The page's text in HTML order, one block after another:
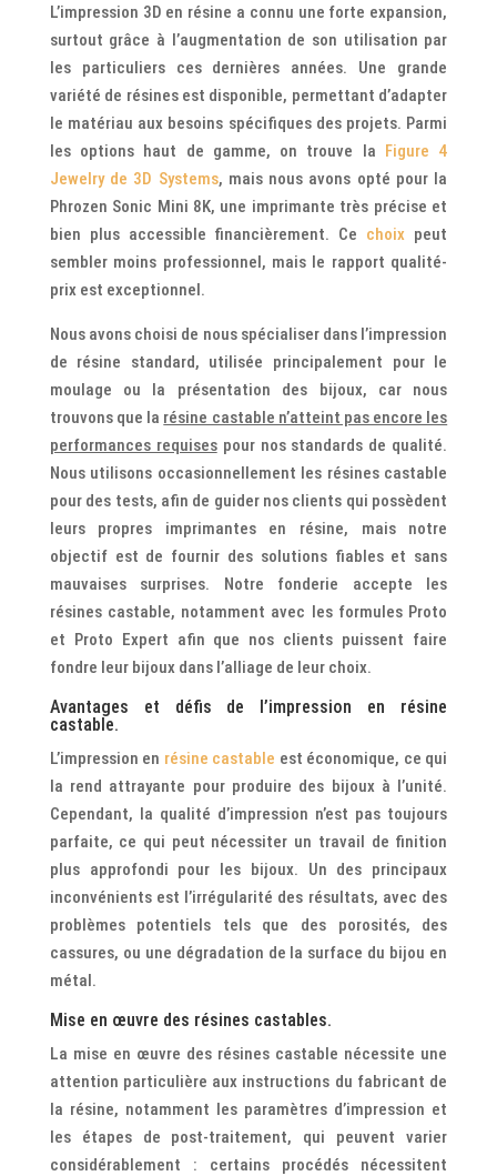
L’impression 3D en résine a connu une forte expansion,
surtout grâce à l’augmentation de son utilisation par
les particuliers ces dernières années. Une grande
variété de résines est disponible, permettant d’adapter
le matériau aux besoins spécifiques des projets. Parmi
les options haut de gamme, on trouve la Figure 4
Jewelry de 3D Systems, mais nous avons opté pour la
Phrozen Sonic Mini 8K, une imprimante très précise et
bien plus accessible financièrement. Ce choix peut
sembler moins professionnel, mais le rapport qualité-
prix est exceptionnel.
Nous avons choisi de nous spécialiser dans l’impression
de résine standard, utilisée principalement pour le
moulage ou la présentation des bijoux, car nous
trouvons que la résine castable n’atteint pas encore les
performances requisespour nos standards de qualité.
Nous utilisons occasionnellement les résines castable
pour des tests, afin de guider nos clients qui possèdent
leurs propres imprimantes en résine, mais notre
objectif est de fournir des solutions fiables et sans
mauvaises surprises. Notre fonderie accepte les
résines castable, notamment avec les formules Proto
et Proto Expert afin que nos clients puissent faire
fondre leur bijoux dans l’alliage de leur choix.
Avantages et défis de l’impression en résine
castable.
L’impression en résine castable est économique, ce qui
la rend attrayante pour produire des bijoux à l’unité.
Cependant, la qualité d’impression n’est pas toujours
parfaite, ce qui peut nécessiter un travail de finition
plus approfondi pour les bijoux. Un des principaux
inconvénients est l’irrégularité des résultats, avec des
problèmes potentiels tels que des porosités, des
cassures, ou une dégradation de la surface du bijou en
métal.
Mise en œuvre des résines castables.
La mise en œuvre des résines castable nécessite une
attention particulière aux instructions du fabricant de
la résine, notamment les paramètres d’impression et
les étapes de post-traitement, qui peuvent varier
considérablement : certains procédés nécessitent